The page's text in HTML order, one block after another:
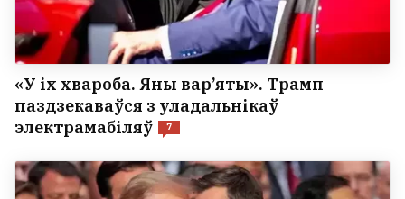
«У іх хвароба. Яны вар’яты». Трамп
паздзекаваўся з уладальнікаў
электрамабіляў
7